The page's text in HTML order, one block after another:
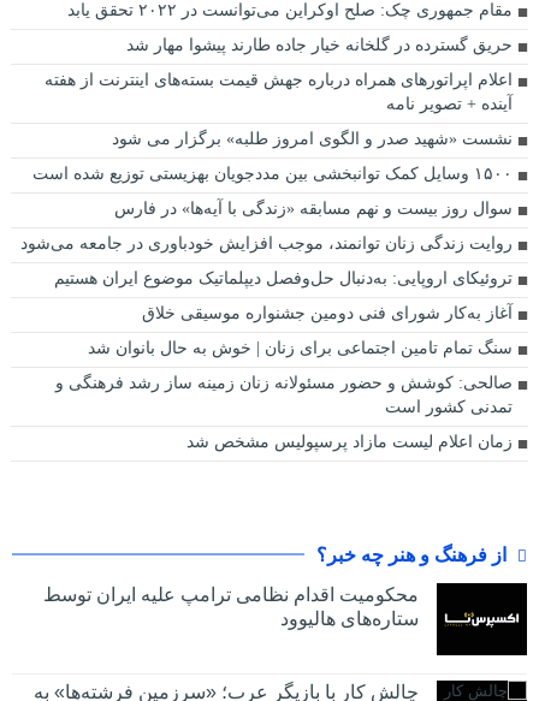
مقام جمهوری چک: صلح اوکراین می‌توانست در ۲۰۲۲ تحقق یابد
حریق گسترده در گلخانه خیار جاده طارند پیشوا مهار شد
اعلام اپراتورهای همراه درباره جهش قیمت بسته‌های اینترنت از هفته
آینده + تصویر نامه
نشست «شهید صدر و الگوی امروز طلبه» برگزار می شود
۱۵۰۰ وسایل کمک توانبخشی بین مددجویان بهزیستی توزیع شده است
سوال روز بیست و نهم مسابقه «زندگی با آیه‌ها» در فارس
روایت زندگی زنان توانمند، موجب افزایش خودباوری در جامعه می‌شود
تروئیکای اروپایی: به‌دنبال حل‌وفصل دیپلماتیک موضوع ایران هستیم
آغاز به‌کار شورای فنی دومین جشنواره موسیقی خلاق
سنگ تمام تامین اجتماعی برای زنان | خوش به حال بانوان شد
صالحی: کوشش و حضور مسئولانه زنان زمینه ساز رشد فرهنگی و
تمدنی کشور است
زمان اعلام لیست مازاد پرسپولیس مشخص شد
از فرهنگ و هنر چه خبر؟
محکومیت اقدام نظامی ترامپ علیه ایران توسط
ستاره‌های هالیوود
چالش کار با بازیگر عرب؛ «سرزمین فرشته‌ها» به